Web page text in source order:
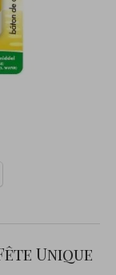
Unique